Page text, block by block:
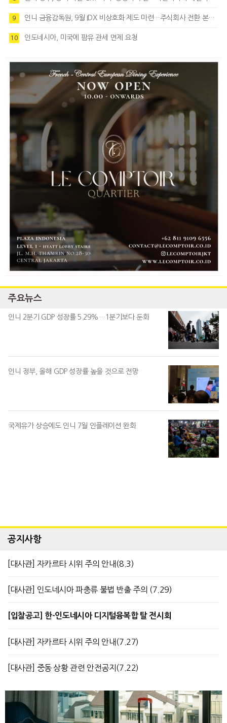
9 인니 금융감독원, 9월 IDX 비상호화 제도 마련…주식회사 전환 본격화
10 인도네시아, 미국에 팜유 관세 면제 요청
주요뉴스
인니 2분기 GDP 성장률 5.29%…1분기보다 둔화
인니 정부, 올해 GDP 성장률 높을 것으로 전망
국제유가 상승에도 인니 7월 인플레이션 완화
공지사항
[대사관] 자카르타 시위 주의 안내(8.3)
[대사관] 인도네시아 파충류 불법 반출 주의 (7.29)
[입찰공고] 한-인도네시아 디지털융복합 탈 전시회
[대사관] 자카르타 시위 주의 안내(7.27)
[대사관] 중동 상황 관련 안전공지(7.22)